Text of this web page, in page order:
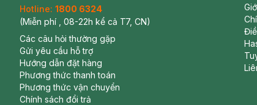
Hotline: 1800 6324
(Miễn phí , 08-22h kể cả T7, CN)
Các câu hỏi thường gặp
Gửi yêu cầu hỗ trợ
Hướng dẫn đặt hàng
Phương thức thanh toán
Phương thức vận chuyển
Chính sách đổi trả